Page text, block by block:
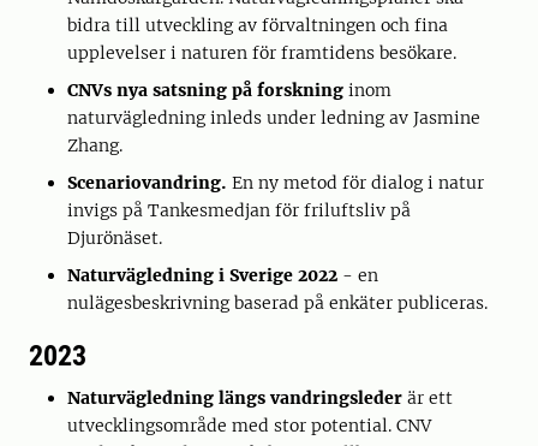
bidra till utveckling av förvaltningen och fina
upplevelser i naturen för framtidens besökare.
CNVs nya satsning på forskning inom
naturvägledning inleds under ledning av Jasmine
Zhang.
Scenariovandring. En ny metod för dialog i natur
invigs på Tankesmedjan för friluftsliv på
Djurönäset.
Naturvägledning i Sverige 2022 - en
nulägesbeskrivning baserad på enkäter publiceras.
2023
Naturvägledning längs vandringsleder är ett
utvecklingsområde med stor potential. CNV